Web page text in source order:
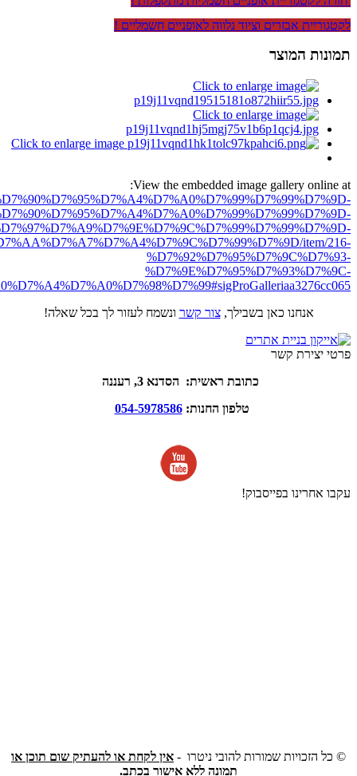
לקטגוריית אבזרים וציוד נלווה לאופניים חשמליים !
תמונות המוצר
View the embedded image gallery online at:
item/216-
%D7%92%D7%95%D7%9C%D7%93-
%D7%9E%D7%95%D7%93%D7%9C-
אנחנו כאן בשבילך,צור קשר ונשמח לעזור לך בכל שאלה!
פרטי יצירת קשר
כתובת ראשית: הסדנא 3, רעננה
טלפון החנות:054-5978586
עקבו אחרינו בפייסבוק!
© כל הזכויות שמורות להובי ניטרו - אין לקחת או להעתיק שום תוכן או
תמונה ללא אישור בכתב.